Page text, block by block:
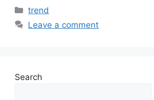
Categories
trend
Leave a comment
Search